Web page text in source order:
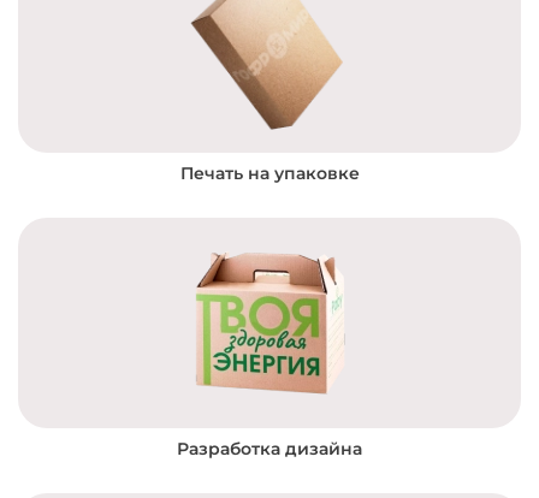
Печать на упаковке
Разработка дизайна